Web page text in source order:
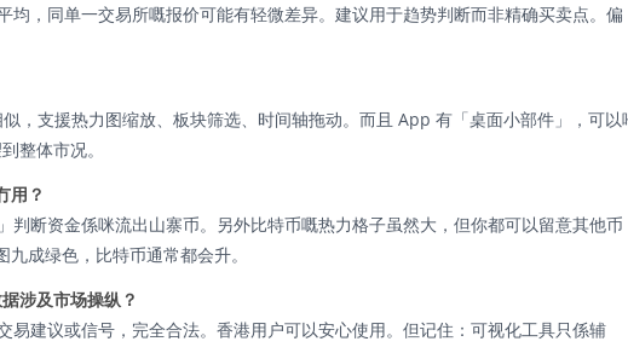
，同单一交易所嘅报价可能有轻微差异。建议用于趋势判断而非精确买卖点。偏
，支援热力图缩放、板块筛选、时间轴拖动。而且 App 有「桌面小部件」，可以
整体市况。
用？
判断资金係咪流出山寨币。另外比特币嘅热力格子虽然大，但你都可以留意其他币
成绿色，比特币通常都会升。
涉及市场操纵？
建议或信号，完全合法。香港用户可以安心使用。但记住：可视化工具只係辅